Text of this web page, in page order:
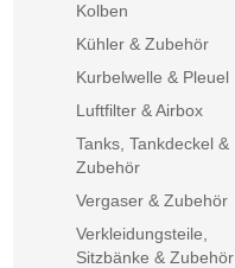
Kolben
Kühler & Zubehör
Kurbelwelle & Pleuel
Luftfilter & Airbox
Tanks, Tankdeckel &
Zubehör
Vergaser & Zubehör
Verkleidungsteile,
Sitzbänke & Zubehör